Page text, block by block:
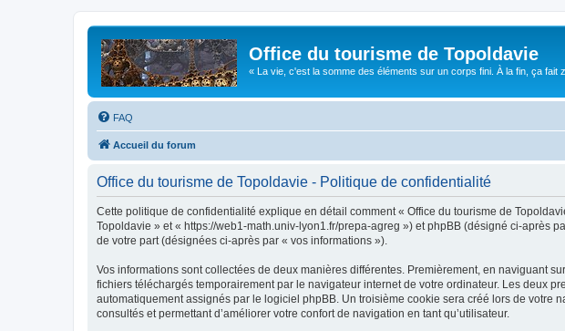
Office du tourisme de Topoldavie
« La vie, c'est la somme des éléments sur un corps fini. À la fin, ça fait
FAQ
Accueil du forum
Office du tourisme de Topoldavie - Politique de confidentialité
Cette politique de confidentialité explique en détail comment « Office du tourisme de
Topoldavie » et « https://web1-math.univ-lyon1.fr/prepa-agreg ») et phpBB (désigné ci-après
de votre part (désignées ci-après par « vos informations »).
Vos informations sont collectées de deux manières différentes. Premièrement, en naviguant
fichiers téléchargés temporairement par le navigateur internet de votre ordinateur. Les deux
automatiquement assignés par le logiciel phpBB. Un troisième cookie sera créé lors de votre
consultés et permettant d’améliorer votre confort de navigation en tant qu’utilisateur.